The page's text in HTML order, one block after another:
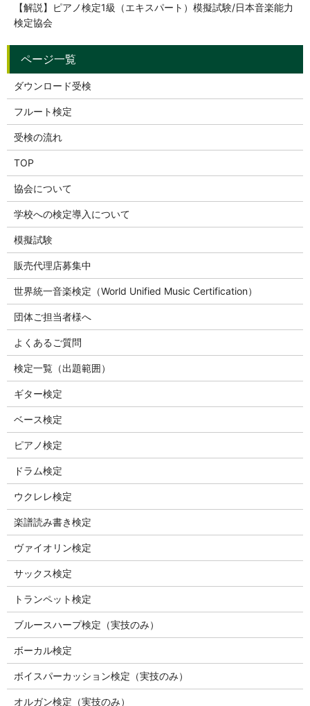
【解説】ピアノ検定1級（エキスパート）模擬試験/日本音楽能力
検定協会
ダウンロード受検
フルート検定
受検の流れ
TOP
協会について
学校への検定導入について
模擬試験
販売代理店募集中
世界統一音楽検定（World Unified Music Certification）
団体ご担当者様へ
よくあるご質問
検定一覧（出題範囲）
ギター検定
ベース検定
ピアノ検定
ドラム検定
ウクレレ検定
楽譜読み書き検定
ヴァイオリン検定
サックス検定
トランペット検定
ブルースハープ検定（実技のみ）
ボーカル検定
ボイスパーカッション検定（実技のみ）
オルガン検定（実技のみ）